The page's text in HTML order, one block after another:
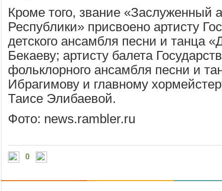
Кроме того, звание «Заслуженный
Республики» присвоено артисту
детского ансамбля песни и танца
Бекаеву; артисту балета
фольклорного ансамбля песни и
Ибрагимову и главному
Таисе Элибаевой.
Фото: news.rambler.ru
0